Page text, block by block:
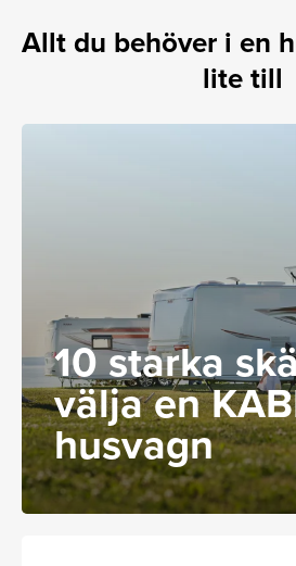
Allt du behöver i en
lite till
10 starka
välja en
husvagn